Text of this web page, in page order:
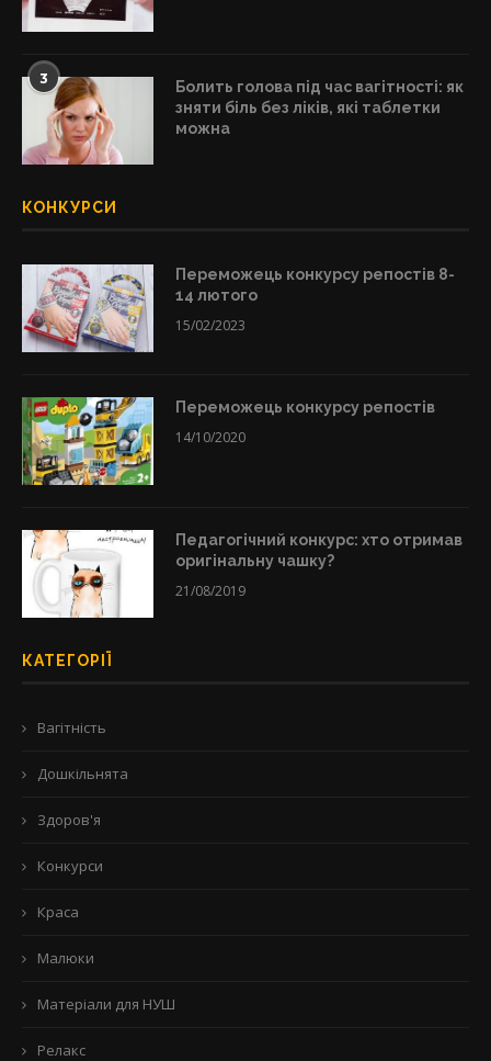
3
Болить голова під час вагітності: як
зняти біль без ліків, які таблетки
можна
КОНКУРСИ
Переможець конкурсу репостів 8-
14 лютого
15/02/2023
Переможець конкурсу репостів
14/10/2020
Педагогічний конкурс: хто отримав
оригінальну чашку?
21/08/2019
КАТЕГОРІЇ
Вагітність
Дошкільнята
Здоров'я
Конкурси
Краса
Малюки
Матеріали для НУШ
Релакс